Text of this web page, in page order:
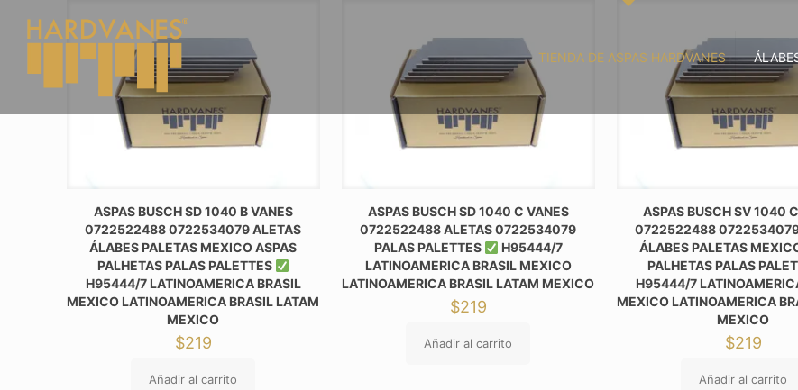
TIENDA DE ASPAS HARDVANES
ASPAS BUSCH SD 1040 B VANES
0722522488 0722534079 ALETAS
ÁLABES PALETAS MEXICO ASPAS
PALHETAS PALAS PALETTES
H95444/7 LATINOAMERICA BRASIL
MEXICO LATINOAMERICA BRASIL LATAM
MEXICO
$219
Añadir al carrito
ASPAS BUSCH SD 1040 C VANES
0722522488 ALETAS 0722534079
PALAS PALETTES
H95444/7
LATINOAMERICA BRASIL MEXICO
LATINOAMERICA BRASIL LATAM MEXICO
$219
Añadir al carrito
ASPAS BUSCH SV 1040
0722522488 0722534079
ÁLABES PALETAS
PALHETAS PALAS
H95444/7
MEXICO LATINOAMERICA
MEXICO
$219
Añadir al carrito